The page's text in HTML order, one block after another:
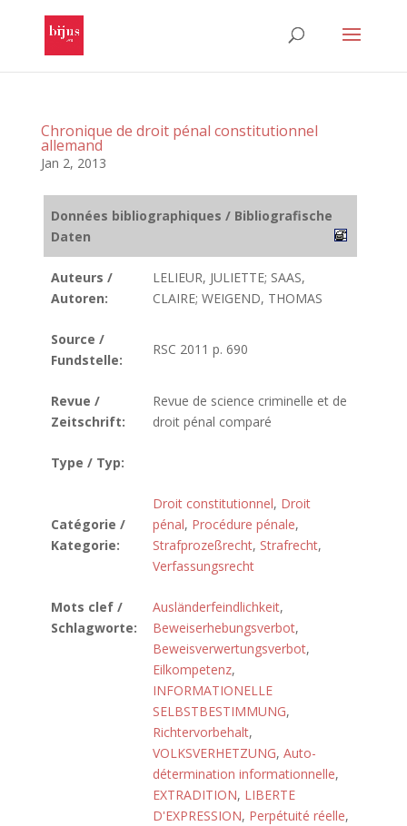
Chronique de droit pénal constitutionnel
allemand
Jan 2, 2013
Données bibliographiques / Bibliografische
Daten
Auteurs /
Autoren:
LELIEUR, JULIETTE; SAAS,
CLAIRE; WEIGEND, THOMAS
Source /
Fundstelle:
RSC 2011 p. 690
Revue /
Zeitschrift:
Revue de science criminelle et de
droit pénal comparé
Type / Typ:
Catégorie /
Kategorie:
Droit constitutionnel, Droit
pénal, Procédure pénale,
Strafprozeßrecht, Strafrecht,
Verfassungsrecht
Mots clef /
Schlagworte:
Ausländerfeindlichkeit,
Beweiserhebungsverbot,
Beweisverwertungsverbot,
Eilkompetenz,
INFORMATIONELLE
SELBSTBESTIMMUNG,
Richtervorbehalt,
VOLKSVERHETZUNG, Auto-
détermination informationnelle,
EXTRADITION, LIBERTE
D'EXPRESSION, Perpétuité réelle,